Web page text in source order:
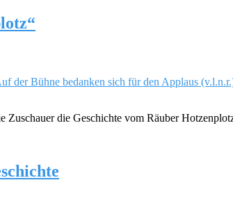
Zuschauer die Geschichte vom Räuber